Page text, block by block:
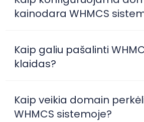
kainodara WHMCS
Kaip galiu pašalinti
klaidas?
Kaip veikia domain
WHMCS sistemoje?